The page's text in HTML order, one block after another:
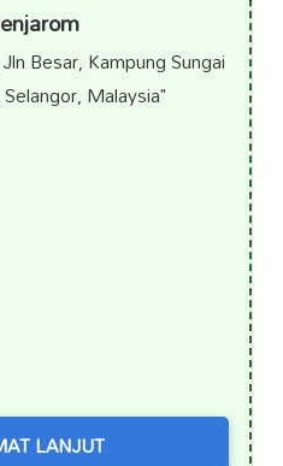
Besar, Kampung Sungai
Malaysia"
LANJUT